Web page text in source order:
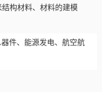
构材料、材料的建模
件、能源发电、航空航